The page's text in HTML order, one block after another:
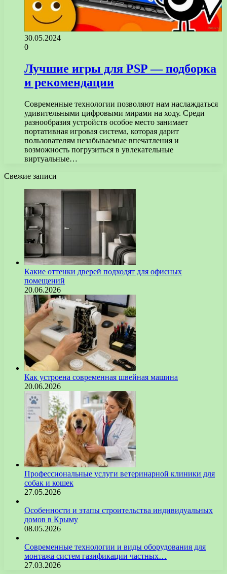
30.05.2024
0
Лучшие игры для PSP — подборка
и рекомендации
Современные технологии позволяют нам наслаждаться
удивительными цифровыми мирами на ходу. Среди
разнообразия устройств особое место занимает
портативная игровая система, которая дарит
пользователям незабываемые впечатления и
возможность погрузиться в увлекательные
виртуальные…
Свежие записи
Какие оттенки дверей подходят для офисных
помещений
20.06.2026
Как устроена современная швейная машина
20.06.2026
Профессиональные услуги ветеринарной клиники для
собак и кошек
27.05.2026
Особенности и этапы строительства индивидуальных
домов в Крыму
08.05.2026
Современные технологии и виды оборудования для
монтажа систем газификации частных…
27.03.2026